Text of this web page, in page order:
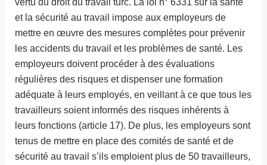
et la sécurité au travail impose aux employeurs de
mettre en œuvre des mesures complètes pour prévenir
les accidents du travail et les problèmes de santé. Les
employeurs doivent procéder à des évaluations
régulières des risques et dispenser une formation
adéquate à leurs employés, en veillant à ce que tous les
travailleurs soient informés des risques inhérents à
leurs fonctions (article 17). De plus, les employeurs sont
tenus de mettre en place des comités de santé et de
sécurité au travail s’ils emploient plus de 50 travailleurs,